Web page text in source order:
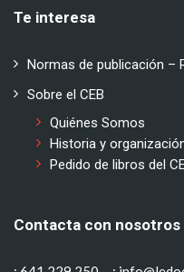
Te interesa
Normas de publicación –
Sobre el CEB
Quiénes Somos
Historia y
Pedido de libros del
Contacta con nosotros